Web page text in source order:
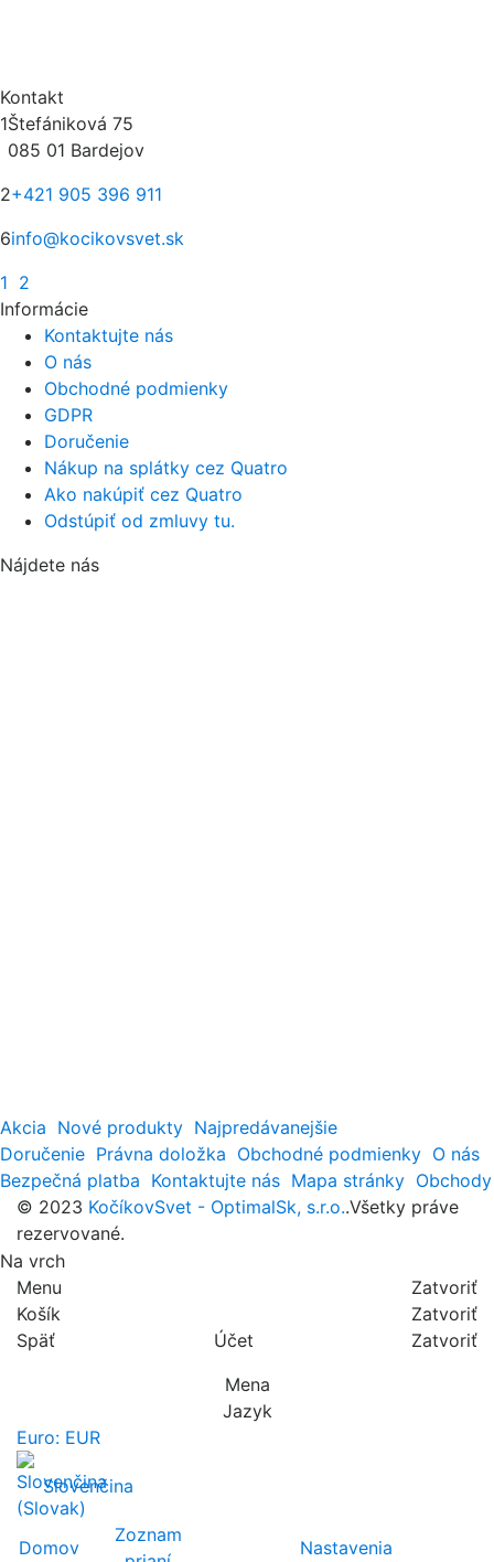
Kontakt
1Štefániková 75
085 01 Bardejov
2+421 905 396 911
6info@kocikovsvet.sk
1 2
Informácie
Kontaktujte nás
O nás
Obchodné podmienky
GDPR
Doručenie
Nákup na splátky cez Quatro
Ako nakúpiť cez Quatro
Odstúpiť od zmluvy tu.
Nájdete nás
Akcia Nové produkty Najpredávanejšie
Doručenie Právna doložka Obchodné podmienky O nás
Bezpečná platba Kontaktujte nás Mapa stránky Obchody
© 2023 KočíkovSvet - OptimalSk, s.r.o..Všetky práve
rezervované.
Na vrch
Menu
Zatvoriť
Košík
Zatvoriť
Späť
Účet
Zatvoriť
Mena
Jazyk
Euro: EUR
Slovenčina
Domov
Zoznam
Nastavenia